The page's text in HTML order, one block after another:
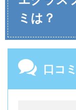
ミは？
口コミ